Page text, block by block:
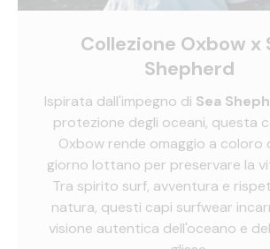
Collezione Oxbow x
Shepherd
Ispirata dall'impegno di Sea
protezione degli oceani, questa
Oxbow rende omaggio a coloro
giorno lottano per preservare la
Tra spirito surf, avventura e
natura, questi capi surfwear
visione autentica dell'oceano e